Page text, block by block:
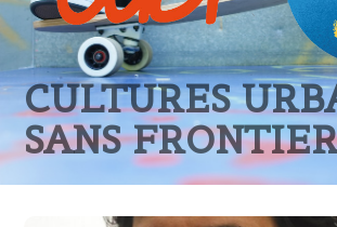
CULTURES
SANS